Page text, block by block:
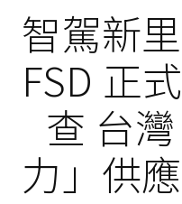
智駕新
FSD 正
查 台
力」供